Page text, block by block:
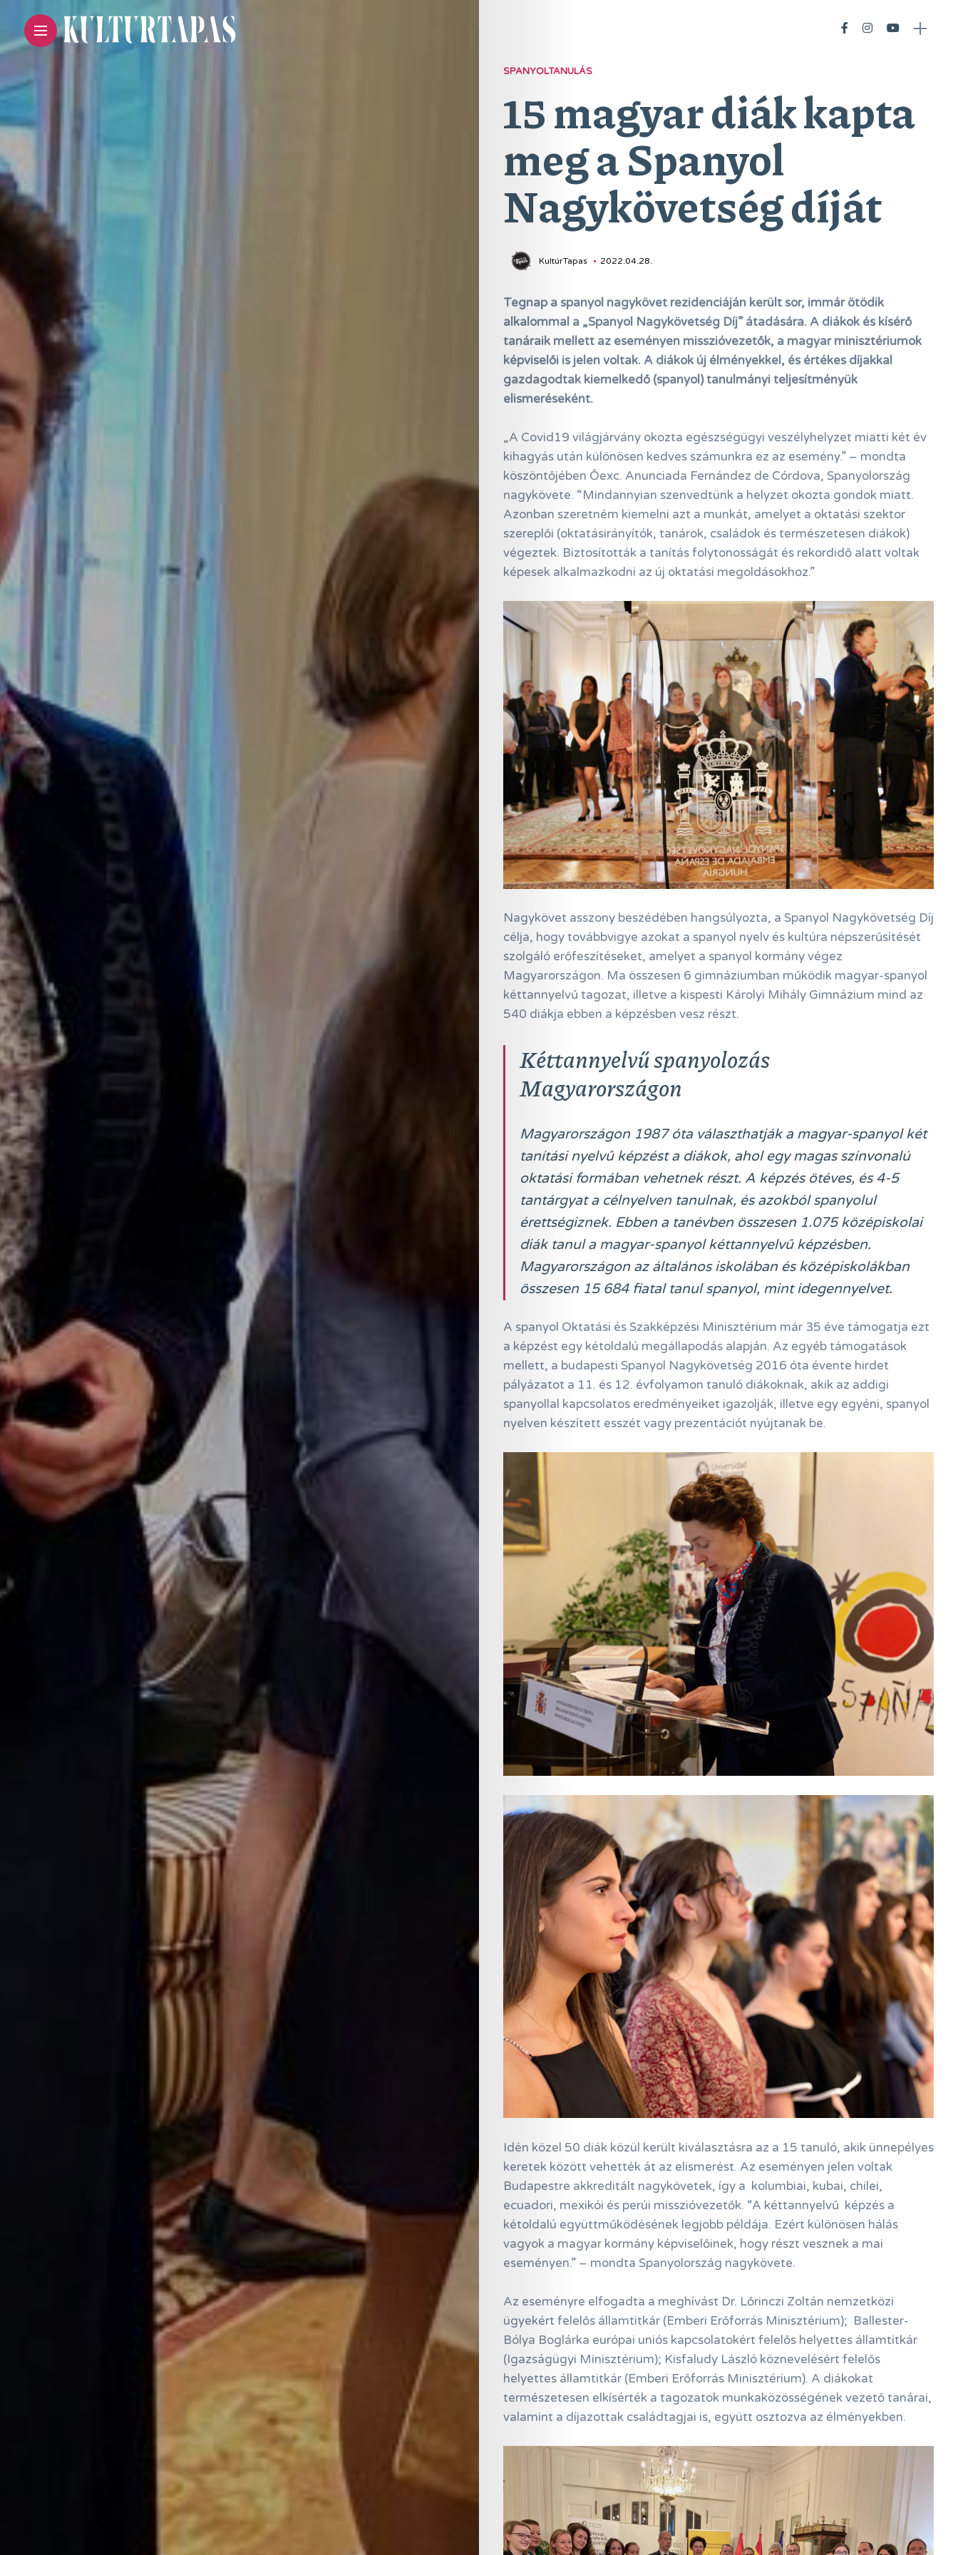
Online
Magazin
Hírlevél
Kapcsolat
Adatkezelés
Search
SPANYOLTANULÁS
15 magyar diák kapta
meg a Spanyol
Nagykövetség díját
KultúrTapas 2022.04.28.
Tegnap a spanyol nagykövet rezidenciáján került sor, immár ötödik
alkalommal a „Spanyol Nagykövetség Díj” átadására. A diákok és kísérő
tanáraik mellett az eseményen misszióvezetők, a magyar minisztériumok
képviselői is jelen voltak. A diákok új élményekkel, és értékes díjakkal
gazdagodtak kiemelkedő (spanyol) tanulmányi teljesítményük
elismeréseként.
„A Covid19 világjárvány okozta egészségügyi veszélyhelyzet miatti két év
kihagyás után különösen kedves számunkra ez az esemény.” – mondta
köszöntőjében Őexc. Anunciada Fernández de Córdova, Spanyolország
nagykövete. “Mindannyian szenvedtünk a helyzet okozta gondok miatt.
Azonban szeretném kiemelni azt a munkát, amelyet a oktatási szektor
szereplői (oktatásirányítók, tanárok, családok és természetesen diákok)
végeztek. Biztosították a tanítás folytonosságát és rekordidő alatt voltak
képesek alkalmazkodni az új oktatási megoldásokhoz.”
Nagykövet asszony beszédében hangsúlyozta, a Spanyol Nagykövetség Díj
célja, hogy továbbvigye azokat a spanyol nyelv és kultúra népszerűsítését
szolgáló erőfeszítéseket, amelyet a spanyol kormány végez
Magyarországon. Ma összesen 6 gimnáziumban működik magyar-spanyol
kéttannyelvű tagozat, illetve a kispesti Károlyi Mihály Gimnázium mind az
540 diákja ebben a képzésben vesz részt.
Kéttannyelvű spanyolozás
Magyarországon
Magyarországon 1987 óta választhatják a magyar-spanyol két
tanítási nyelvű képzést a diákok, ahol egy magas színvonalú
oktatási formában vehetnek részt. A képzés ötéves, és 4-5
tantárgyat a célnyelven tanulnak, és azokból spanyolul
érettségiznek. Ebben a tanévben összesen 1.075 középiskolai
diák tanul a magyar-spanyol kéttannyelvű képzésben.
Magyarországon az általános iskolában és középiskolákban
összesen 15 684 fiatal tanul spanyol, mint idegennyelvet.
A spanyol Oktatási és Szakképzési Minisztérium már 35 éve támogatja ezt
a képzést egy kétoldalú megállapodás alapján. Az egyéb támogatások
mellett, a budapesti Spanyol Nagykövetség 2016 óta évente hirdet
pályázatot a 11. és 12. évfolyamon tanuló diákoknak, akik az addigi
spanyollal kapcsolatos eredményeiket igazolják, illetve egy egyéni, spanyol
nyelven készített esszét vagy prezentációt nyújtanak be.
Idén közel 50 diák közül került kiválasztásra az a 15 tanuló, akik ünnepélyes
keretek között vehették át az elismerést. Az eseményen jelen voltak
Budapestre akkreditált nagykövetek, így a kolumbiai, kubai, chilei,
ecuadori, mexikói és perúi misszióvezetők. “A kéttannyelvű képzés a
kétoldalú együttműködésének legjobb példája. Ezért különösen hálás
vagyok a magyar kormány képviselőinek, hogy részt vesznek a mai
eseményen.” – mondta Spanyolország nagykövete.
Az eseményre elfogadta a meghívást Dr. Lőrinczi Zoltán nemzetközi
ügyekért felelős államtitkár (Emberi Erőforrás Minisztérium); Ballester-
Bólya Boglárka európai uniós kapcsolatokért felelős helyettes államtitkár
(Igazságügyi Minisztérium); Kisfaludy László köznevelésért felelős
helyettes államtitkár (Emberi Erőforrás Minisztérium). A diákokat
természetesen elkísérték a tagozatok munkaközösségének vezető tanárai,
valamint a díjazottak családtagjai is, együtt osztozva az élményekben.